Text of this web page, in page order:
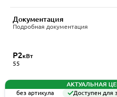
Документация
Подробная документация
P2кВт
55
АКТУАЛЬНАЯ
без артикула
Доступен для